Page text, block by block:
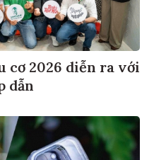
cơ 2026 diễn ra với
dẫn